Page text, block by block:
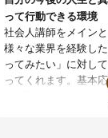
って行動できる環境
社会人講師をメイン
様々な業界を経験し
ってみたい」に対し
ってくれます。基本
味分野について学生
まで深ぼる事が出来